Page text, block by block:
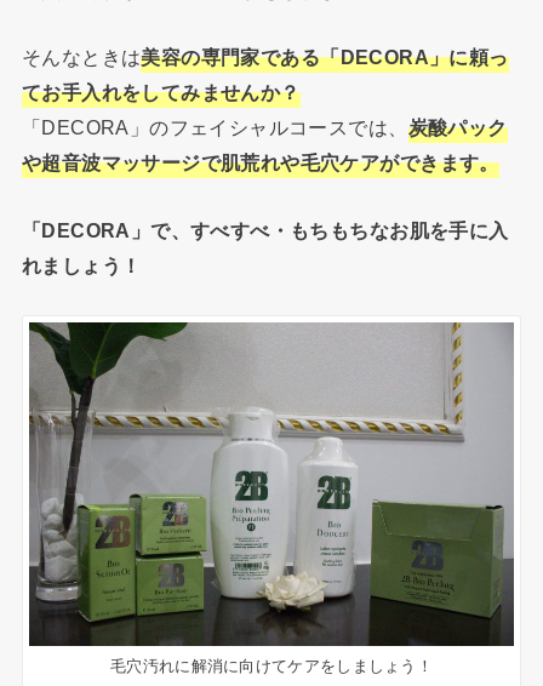
そんなときは美容の専門家である「DECORA」に頼っ
てお手入れをしてみませんか？
「DECORA」のフェイシャルコースでは、 炭酸パック
や超音波マッサージで肌荒れや毛穴ケアができます。
「DECORA」で、すべすべ・もちもちなお肌を手に入
れましょう！
毛穴汚れに解消に向けてケアをしましょう！